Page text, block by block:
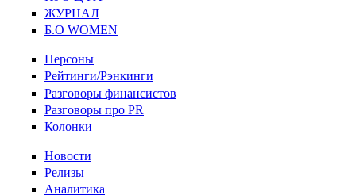
ЖУРНАЛ
Б.О WOMEN
Персоны
Рейтинги/Рэнкинги
Разговоры финансистов
Разговоры про PR
Колонки
Новости
Релизы
Аналитика